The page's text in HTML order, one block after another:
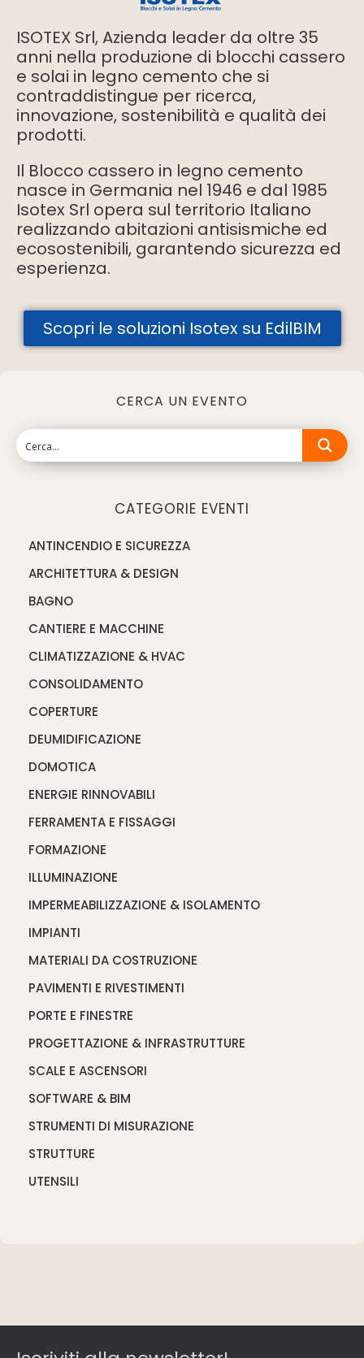
ISOTEX Srl, Azienda leader da oltre 35
anni nella produzione di blocchi cassero
e solai in legno cemento che si
contraddistingue per ricerca,
innovazione, sostenibilità e qualità dei
prodotti.
Il Blocco cassero in legno cemento
nasce in Germania nel 1946 e dal 1985
Isotex Srl opera sul territorio Italiano
realizzando abitazioni antisismiche ed
ecosostenibili, garantendo sicurezza ed
esperienza.
Scopri le soluzioni Isotex su EdilBIM
CERCA UN EVENTO
CATEGORIE EVENTI
ANTINCENDIO E SICUREZZA
ARCHITETTURA & DESIGN
BAGNO
CANTIERE E MACCHINE
CLIMATIZZAZIONE & HVAC
CONSOLIDAMENTO
COPERTURE
DEUMIDIFICAZIONE
DOMOTICA
ENERGIE RINNOVABILI
FERRAMENTA E FISSAGGI
FORMAZIONE
ILLUMINAZIONE
IMPERMEABILIZZAZIONE & ISOLAMENTO
IMPIANTI
MATERIALI DA COSTRUZIONE
PAVIMENTI E RIVESTIMENTI
PORTE E FINESTRE
PROGETTAZIONE & INFRASTRUTTURE
SCALE E ASCENSORI
SOFTWARE & BIM
STRUMENTI DI MISURAZIONE
STRUTTURE
UTENSILI